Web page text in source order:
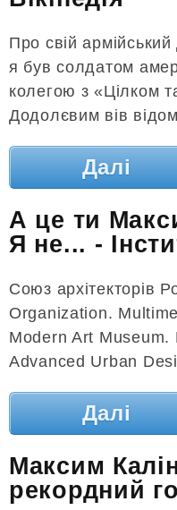
Про свій
я був солдатом
колегою з «Цілком
Додолєвим вів
Далі
А це ти
Я не... -
Союз архітекторів
Organization.
Modern Art
Advanced Urban
Далі
Максим
рекордний